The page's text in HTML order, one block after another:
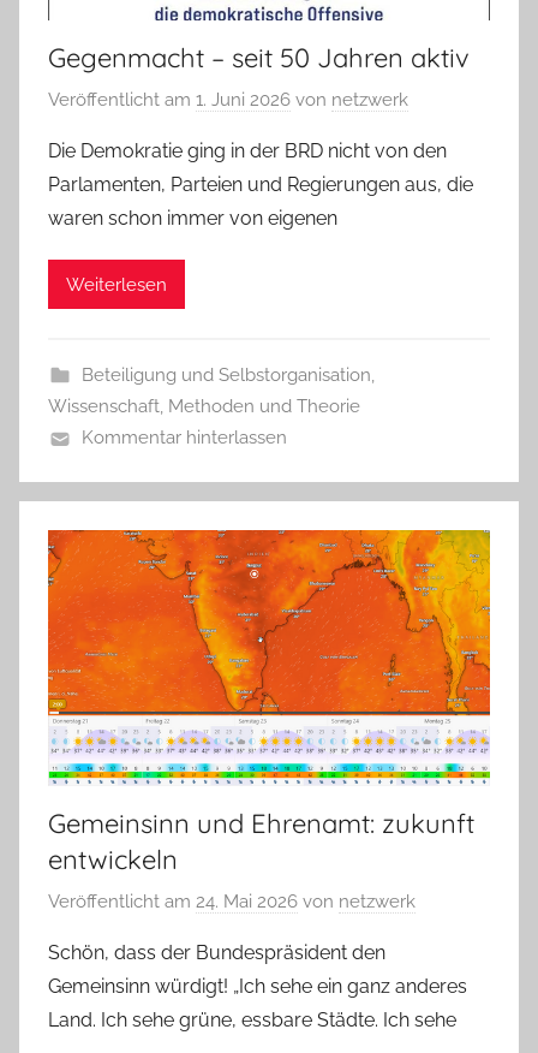
Gegenmacht – seit 50 Jahren aktiv
Veröffentlicht am 1. Juni 2026 von netzwerk
Die Demokratie ging in der BRD nicht von den
Parlamenten, Parteien und Regierungen aus, die
waren schon immer von eigenen
Weiterlesen
Beteiligung und Selbstorganisation,
Wissenschaft, Methoden und Theorie
Kommentar hinterlassen
Gemeinsinn und Ehrenamt: zukunft
entwickeln
Veröffentlicht am 24. Mai 2026 von netzwerk
Schön, dass der Bundespräsident den
Gemeinsinn würdigt! „Ich sehe ein ganz anderes
Land. Ich sehe grüne, essbare Städte. Ich sehe